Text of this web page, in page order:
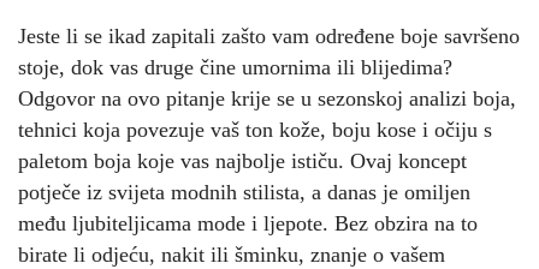
Jeste li se ikad zapitali zašto vam određene boje savršeno
stoje, dok vas druge čine umornima ili blijedima?
Odgovor na ovo pitanje krije se u sezonskoj analizi boja,
tehnici koja povezuje vaš ton kože, boju kose i očiju s
paletom boja koje vas najbolje ističu. Ovaj koncept
potječe iz svijeta modnih stilista, a danas je omiljen
među ljubiteljicama mode i ljepote. Bez obzira na to
birate li odjeću, nakit ili šminku, znanje o vašem